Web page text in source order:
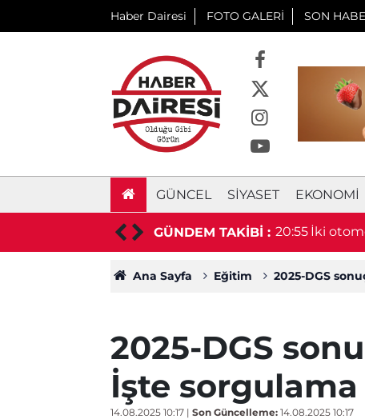
Haber Dairesi FOTO GALERİ SON
GÜNCEL SIYASET EKONOMI
GÜNDEM TAKİBİ :
2 kişi öldü, 2 kişi yaralandı 20:55 İki
Ana Sayfa Eğitim 2025-DGS
2025-DGS
İşte sorgulama
14.08.2025 10:17 | Son Güncelleme: 14.08.2025 10:17